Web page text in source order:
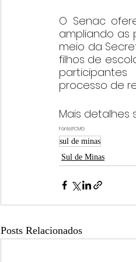
O Senac
ampliando as
meio da
filhos de
processo de
Mais detalhes
Fonte:PCMG
sul de minas
Sul de Minas
Posts Relacionados